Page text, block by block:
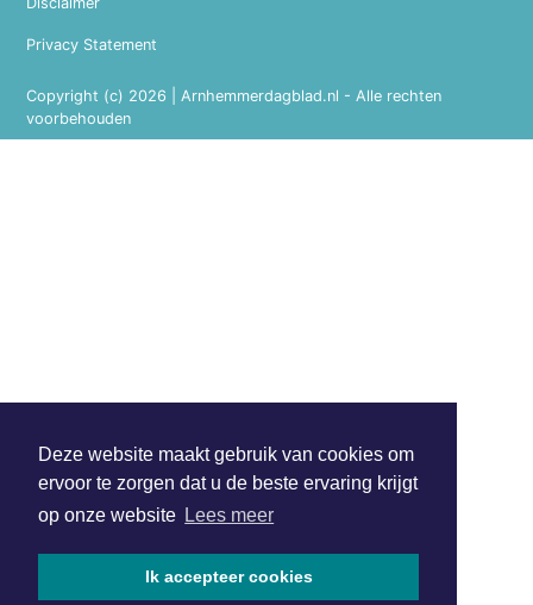
Deze website maakt gebruik van cookies om
ervoor te zorgen dat u de beste ervaring krijgt
op onze website Lees meer
Ik accepteer cookies
Copyright (c) 2026 | Arnhemmerdagblad.nl - Alle rechten
voorbehouden
Privacy Statement